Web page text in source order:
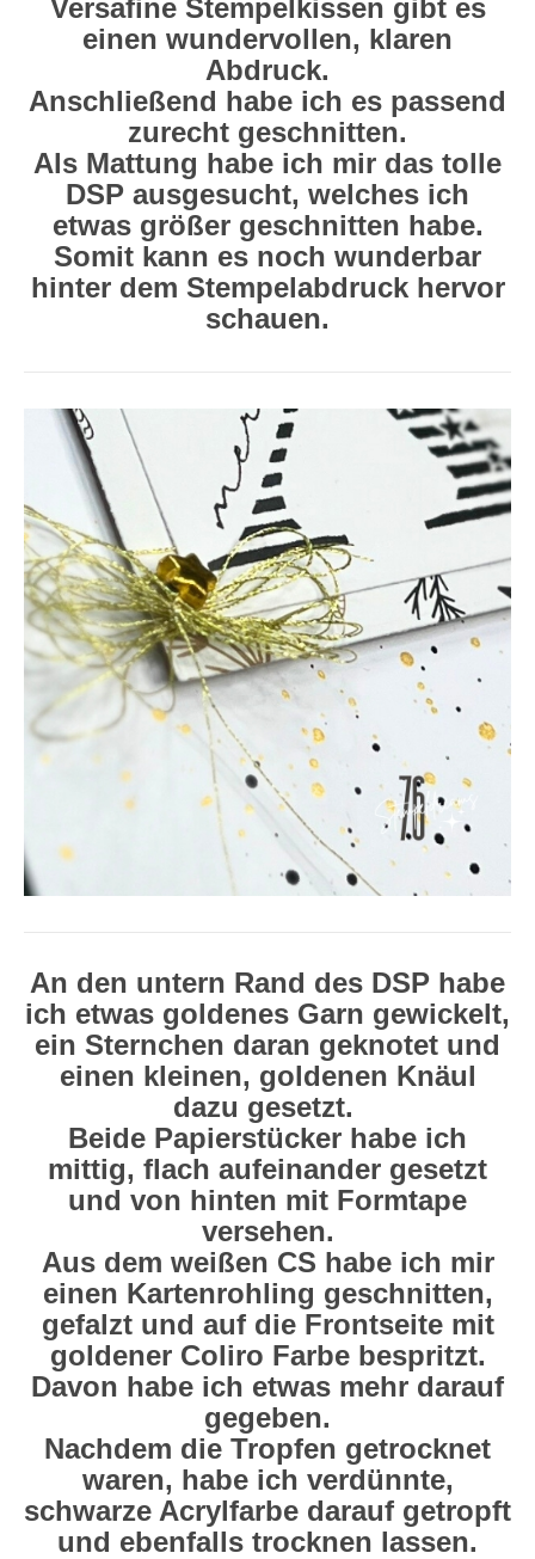
Versafine Stempelkissen gibt es
einen wundervollen, klaren
Abdruck.
Anschließend habe ich es passend
zurecht geschnitten.
Als Mattung habe ich mir das tolle
DSP ausgesucht, welches ich
etwas größer geschnitten habe.
Somit kann es noch wunderbar
hinter dem Stempelabdruck hervor
schauen.
An den untern Rand des DSP habe
ich etwas goldenes Garn gewickelt,
ein Sternchen daran geknotet und
einen kleinen, goldenen Knäul
dazu gesetzt.
Beide Papierstücker habe ich
mittig, flach aufeinander gesetzt
und von hinten mit Formtape
versehen.
Aus dem weißen CS habe ich mir
einen Kartenrohling geschnitten,
gefalzt und auf die Frontseite mit
goldener Coliro Farbe bespritzt.
Davon habe ich etwas mehr darauf
gegeben.
Nachdem die Tropfen getrocknet
waren, habe ich verdünnte,
schwarze Acrylfarbe darauf getropft
und ebenfalls trocknen lassen.